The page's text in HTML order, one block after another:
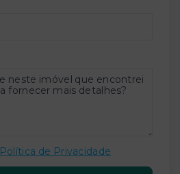
Política de Privacidade